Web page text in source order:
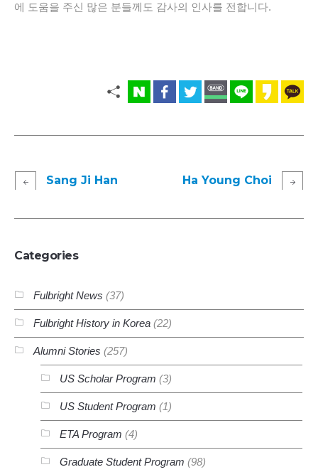
에 도움을 주신 많은 분들께도 감사의 인사를 전합니다.
Sang Ji Han Ha Young Choi
Categories
Fulbright News (37)
Fulbright History in Korea (22)
Alumni Stories (257)
US Scholar Program (3)
US Student Program (1)
ETA Program (4)
Graduate Student Program (98)